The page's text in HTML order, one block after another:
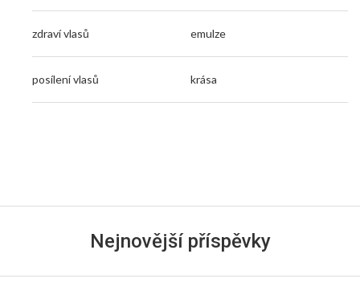
zdraví vlasů emulze
posílení vlasů krása
Nejnovější příspěvky